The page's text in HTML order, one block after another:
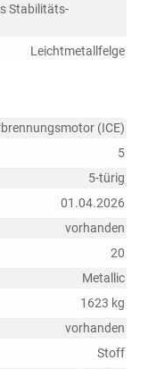
Stabilitäts-
Leichtmetallfelge
(ICE)
5
5-türig
01.04.2026
vorhanden
20
Metallic
1623 kg
vorhanden
Stoff